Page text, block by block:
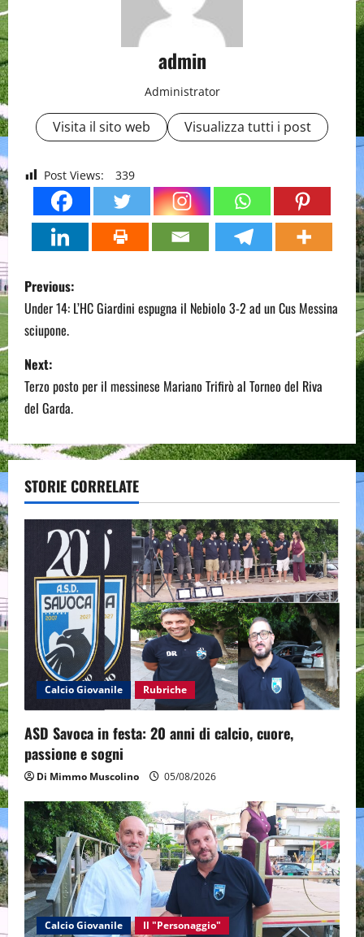
admin
Administrator
Visita il sito web Visualizza tutti i post
Post Views: 339
P
o
s
t
n
a
v
i
a
n
Previous:
Under 14: L’HC Giardini espugna il Nebiolo 3-2 ad un Cus Messina
sciupone.
Next:
Terzo posto per il messinese Mariano Trifirò al Torneo del Riva
del Garda.
STORIE CORRELATE
Calcio Giovanile Rubriche
ASD Savoca in festa: 20 anni di calcio, cuore,
passione e sogni
Di Mimmo Muscolino 05/08/2026
Calcio Giovanile Il "Personaggio"